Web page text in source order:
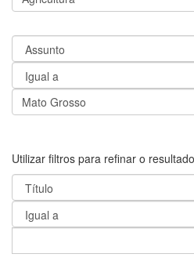
Utilizar filtros para refinar o